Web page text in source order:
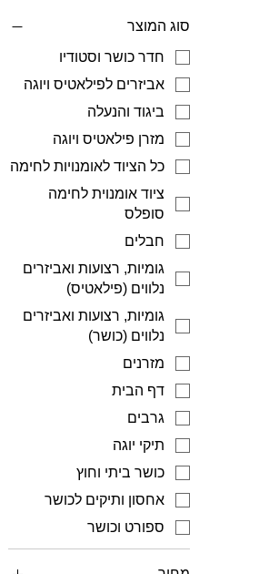
סוג המוצר
חדר כושר וסטודיו
אביזרים לפילאטיס ויוגה
ביגוד והנעלה
מזרן פילאטיס ויוגה
כל הציוד לאומנויות לחימה
ציוד אומנוית לחימה
סופלס
חבלים
גומיות, רצועות ואביזרים
נלווים (פילאטיס)
גומיות, רצועות ואביזרים
נלווים (כושר)
מזרנים
דף הבית
גרבים
תיקי יוגה
כושר ביתי וחוץ
אחסון ותיקים לכושר
ספורט וכושר